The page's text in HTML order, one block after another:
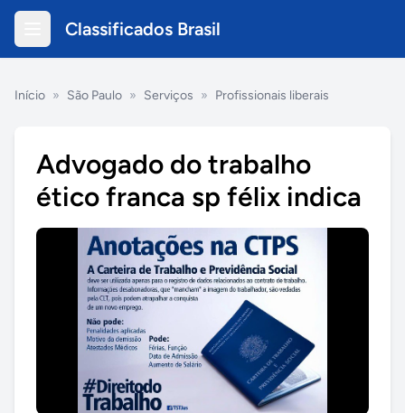
Classificados Brasil
Início » São Paulo » Serviços » Profissionais liberais
Advogado do trabalho
ético franca sp félix indica